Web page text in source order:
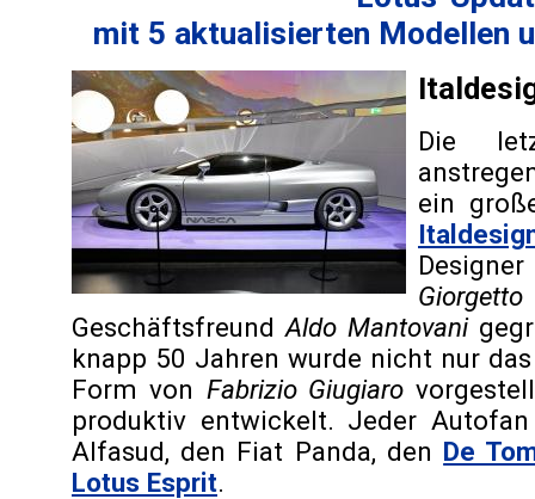
mit 5 aktualisierten Modellen
Die
ein
GeschäftsfreundAldo Mantovani
knapp 50 Jahren wurde nicht nur
Form von Fabrizio Giugiaro
produktiv entwickelt. Jeder
Alfasud, den Fiat Panda, den De
Lotus Esprit.